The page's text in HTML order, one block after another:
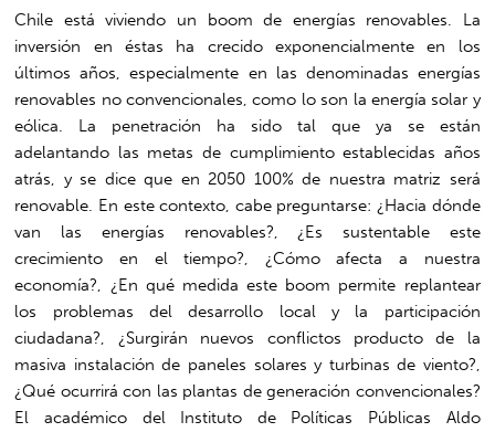
Chile está viviendo un boom de energías renovables. La
inversión en éstas ha crecido exponencialmente en los
últimos años, especialmente en las denominadas energías
renovables no convencionales, como lo son la energía solar y
eólica. La penetración ha sido tal que ya se están
adelantando las metas de cumplimiento establecidas años
atrás, y se dice que en 2050 100% de nuestra matriz será
renovable. En este contexto, cabe preguntarse: ¿Hacia dónde
van las energías renovables?, ¿Es sustentable este
crecimiento en el tiempo?, ¿Cómo afecta a nuestra
economía?, ¿En qué medida este boom permite replantear
los problemas del desarrollo local y la participación
ciudadana?, ¿Surgirán nuevos conflictos producto de la
masiva instalación de paneles solares y turbinas de viento?,
¿Qué ocurrirá con las plantas de generación convencionales?
El académico del Instituto de Políticas Públicas Aldo